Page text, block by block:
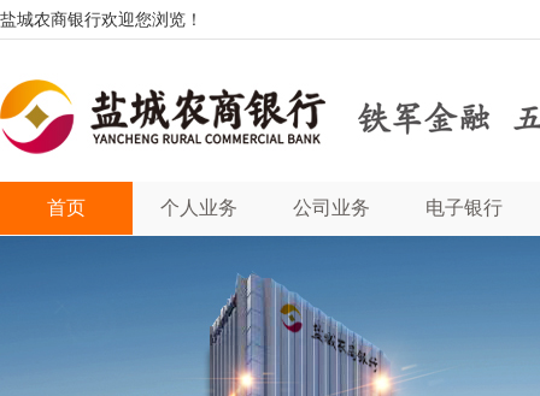
盐城农商银行欢迎您浏览！
首页 个人业务 公司业务 电子银行